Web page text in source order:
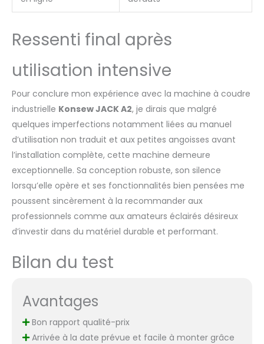
Ressenti final après
utilisation intensive
Pour conclure mon expérience avec la machine à coudre
industrielle Konsew JACK A2, je dirais que malgré
quelques imperfections notamment liées au manuel
d’utilisation non traduit et aux petites angoisses avant
l’installation complète, cette machine demeure
exceptionnelle. Sa conception robuste, son silence
lorsqu’elle opère et ses fonctionnalités bien pensées me
poussent sincèrement à la recommander aux
professionnels comme aux amateurs éclairés désireux
d’investir dans du matériel durable et performant.
Bilan du test
Avantages
Bon rapport qualité-prix
Arrivée à la date prévue et facile à monter grâce